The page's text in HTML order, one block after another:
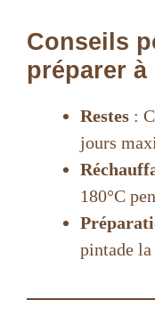
Conseils
préparer à
Restes :
jours
180°C
pintade